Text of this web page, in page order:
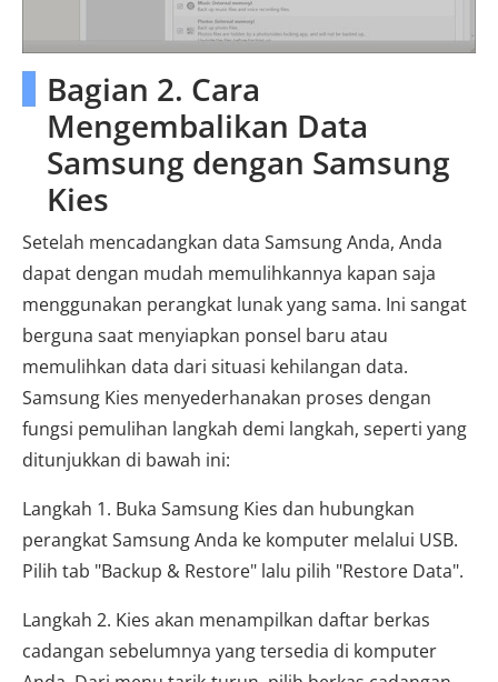
Bagian 2. Cara
Mengembalikan Data
Samsung dengan Samsung
Kies
Setelah mencadangkan data Samsung Anda, Anda
dapat dengan mudah memulihkannya kapan saja
menggunakan perangkat lunak yang sama. Ini sangat
berguna saat menyiapkan ponsel baru atau
memulihkan data dari situasi kehilangan data.
Samsung Kies menyederhanakan proses dengan
fungsi pemulihan langkah demi langkah, seperti yang
ditunjukkan di bawah ini:
Langkah 1. Buka Samsung Kies dan hubungkan
perangkat Samsung Anda ke komputer melalui USB.
Pilih tab "Backup & Restore" lalu pilih "Restore Data".
Langkah 2. Kies akan menampilkan daftar berkas
cadangan sebelumnya yang tersedia di komputer